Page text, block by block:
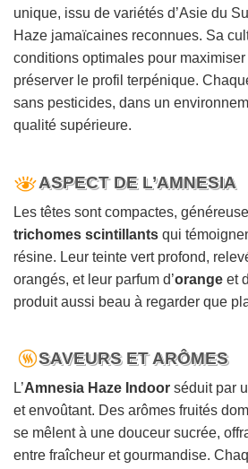
unique, issu de variétés d’Asie du
Haze jamaïcaines reconnues. Sa
conditions optimales pour
préserver le profil terpénique.
sans pesticides, dans un
qualité supérieure.
ASPECT DE L’AMNESIA
Les têtes sont compactes,
trichomes scintillants qui
résine. Leur teinte vert profond,
orangés, et leur parfum d’orange et
produit aussi beau à regarder que
SAVEURS ET ARÔMES
L’Amnesia Haze Indoor séduit par
et envoûtant. Des arômes fruités
se mêlent à une douceur sucrée,
entre fraîcheur et gourmandise.